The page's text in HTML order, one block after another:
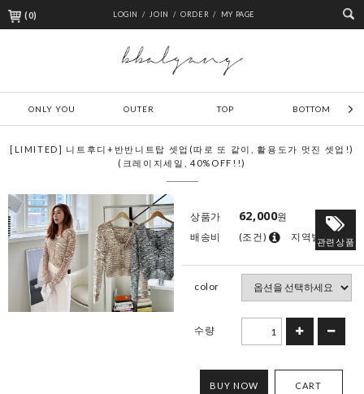
(0) LOGIN / JOIN / ORDER / MY PAGE
ONLY YOU OUTER TOP BOTTOM
[LIMITED] 니트후디+반반니트탑 셋업(따로 또 같이, 활용도가 멋진 셋업!)
(크레이지세일, 40%OFF!!)
상품가 62,000원
배송비
(조건) 지역별관련상품
color
수량
BUY NOW CART